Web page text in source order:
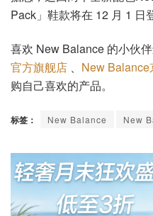
Pack」鞋款将在 12 月 1 日
喜欢 New Balance 的小伙
官方旗舰店 、 New
购自己喜欢的产品。
标签： New Balance New